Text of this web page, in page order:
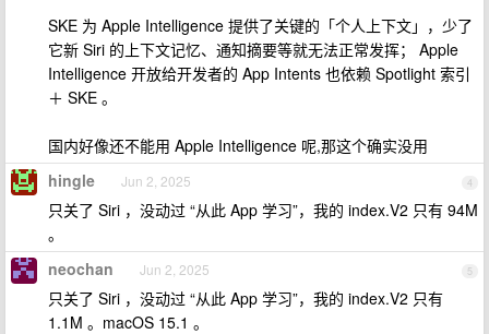
SKE 为 Apple Intelligence 提供了关键的「个人上下文」，少了
它新 Siri 的上下文记忆、通知摘要等就无法正常发挥； Apple
Intelligence 开放给开发者的 App Intents 也依赖 Spotlight 索引
＋ SKE 。
国内好像还不能用 Apple Intelligence 呢,那这个确实没用
4
hingle Jun 2, 2025
只关了 Siri ，没动过 “从此 App 学习”，我的 index.V2 只有 94M
。
5
neochan Jun 2, 2025
只关了 Siri ，没动过 “从此 App 学习”，我的 index.V2 只有
1.1M 。macOS 15.1 。